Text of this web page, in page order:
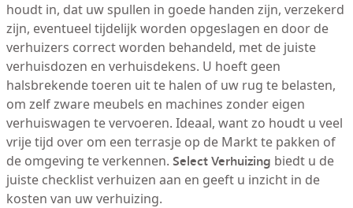
houdt in, dat uw spullen in goede handen zijn, verzekerd
zijn, eventueel tijdelijk worden opgeslagen en door de
verhuizers correct worden behandeld, met de juiste
verhuisdozen en verhuisdekens. U hoeft geen
halsbrekende toeren uit te halen of uw rug te belasten,
om zelf zware meubels en machines zonder eigen
verhuiswagen te vervoeren. Ideaal, want zo houdt u veel
vrije tijd over om een terrasje op de Markt te pakken of
de omgeving te verkennen. Select Verhuizing biedt u de
juiste checklist verhuizen aan en geeft u inzicht in de
kosten van uw verhuizing.